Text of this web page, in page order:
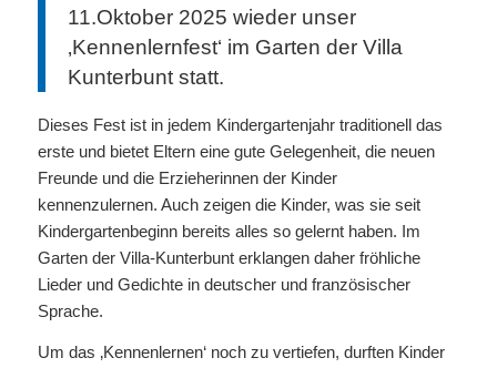
11.Oktober 2025 wieder unser
‚Kennenlernfest‘ im Garten der Villa
Kunterbunt statt.
Dieses Fest ist in jedem Kindergartenjahr traditionell das
erste und bietet Eltern eine gute Gelegenheit, die neuen
Freunde und die Erzieherinnen der Kinder
kennenzulernen. Auch zeigen die Kinder, was sie seit
Kindergartenbeginn bereits alles so gelernt haben. Im
Garten der Villa-Kunterbunt erklangen daher fröhliche
Lieder und Gedichte in deutscher und französischer
Sprache.
Um das ‚Kennenlernen‘ noch zu vertiefen, durften Kinder